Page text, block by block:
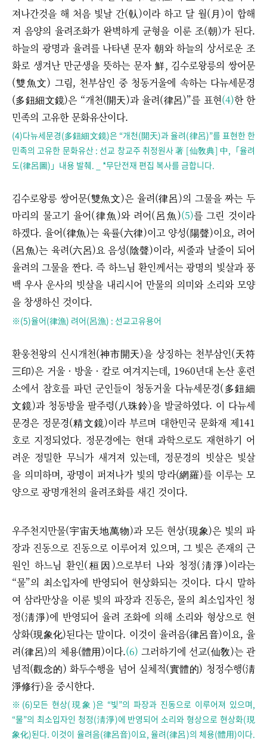
져나간것을 해 처음 빛날 간(倝)이라 하고 달 월(月)이 합해
져 음양의 율려조화가 완벽하게 균형을 이룬 조(朝)가 된다.
하늘의 광명과 율려를 나타낸 문자 朝와 하늘의 상서로운 조
화로 생겨난 만군생을 뜻하는 문자 鮮, 김수로왕릉의 쌍어문
(雙魚文) 그림, 천부삼인 중 청동거울에 속하는 다뉴세문경
(多鈕細文鏡)은 “개천(開天)과 율려(律呂)”를 표현(4)한 한
민족의 고유한 문화유산이다.
(4)다뉴세문경(多鈕細文鏡)은 “개천(開天)과 율려(律呂)”를 표현한 한
민족의 고유한 문화유산 : 선교 창교주 취정원사 著 [仙敎典] 中,「율려
도(律呂圖)」내용 발췌. _ *무단전재 편집 복사를 금합니다.
김수로왕릉 쌍어문(雙魚文)은 율려(律呂)의 그물을 짜는 두
마리의 물고기 율어(律魚)와 려어(呂魚)(5)를 그린 것이라
하겠다. 율어(律魚)는 육률(六律)이고 양성(陽聲)이요, 려어
(呂魚)는 육려(六呂)요 음성(陰聲)이라, 씨줄과 날줄이 되어
율려의 그물을 짠다. 즉 하느님 환인께서는 광명의 빛살과 풍
백 우사 운사의 빗살을 내리시어 만물의 의미와 소리와 모양
을 창생하신 것이다.
※(5)율어(律漁) 려어(呂漁) : 선교고유용어
환웅천왕의 신시개천(神市開天)을 상징하는 천부삼인(天符
三印)은 거울 · 방울 · 칼로 여겨지는데, 1960년대 논산 훈련
소에서 참호를 파던 군인들이 청동거울 다뉴세문경(多鈕細
文鏡)과 청동방울 팔주령(八珠鈴)을 발굴하였다. 이 다뉴세
문경은 정문경(精文鏡)이라 부르며 대한민국 문화재 제141
호로 지정되었다. 정문경에는 현대 과학으로도 재현하기 어
려운 정밀한 무늬가 새겨져 있는데, 정문경의 빗살은 빛살
을 의미하며, 광명이 퍼져나가 빛의 망라(網羅)를 이루는 모
양으로 광명개천의 율려조화를 새긴 것이다.
우주천지만물(宇宙天地萬物)과 모든 현상(現象)은 빛의 파
장과 진동으로 진동으로 이루어져 있으며, 그 빛은 존재의 근
원인 하느님 환인(桓因)으로부터 나와 청정(淸淨)이라는
“물”의 최소입자에 반영되어 현상화되는 것이다. 다시 말하
여 삼라만상을 이룬 빛의 파장과 진동은, 물의 최소입자인 청
정(淸淨)에 반영되어 율려 조화에 의해 소리와 형상으로 현
상화(現象化)된다는 말이다. 이것이 율려음(律呂音)이요, 율
려(律呂)의 체용(體用)이다.(6) 그러하기에 선교(仙敎)는 관
념적(觀念的) 화두수행을 넘어 실체적(實體的) 청정수행(淸
淨修行)을 중시한다.
※(6)모든 현상(現象)은 “빛”의 파장과 진동으로 이루어져 있으며,
“물”의 최소입자인 청정(淸淨)에 반영되어 소리와 형상으로 현상화(現
象化)된다. 이것이 율려음(律呂音)이요, 율려(律呂)의 체용(體用)이다.